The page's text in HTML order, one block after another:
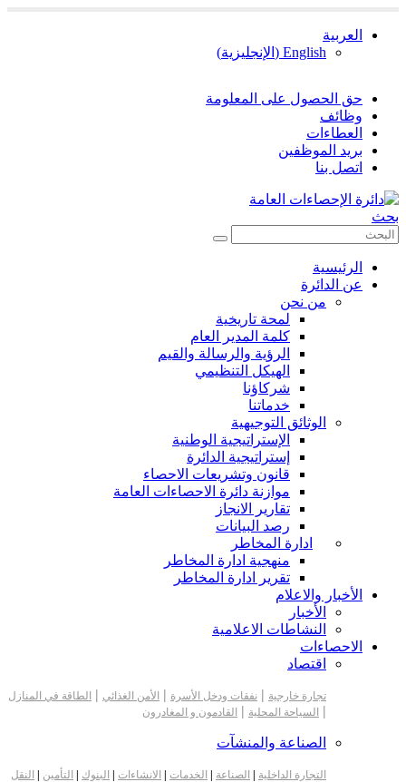
العربية
English
( الإنجليزية)
حق الحصول على المعلومة
وظائف
العطاءات
بريد الموظفين
اتصل بنا
بحث
الرئيسية
عن الدائرة
من نحن
لمحة تاريخية
كلمة المدير العام
الرؤية والرسالة والقيم
الهيكل التنظيمي
شركاؤنا
خدماتنا
الوثائق التوجيهية
الإستراتيجية الوطنية
إستراتيجية الدائرة
قانون وتشريعات الاحصاء
موازنة دائرة الاحصاءات العامة
تقارير الانجاز
رصد البيانات
ادارة المخاطر
منهجية ادارة المخاطر
تقرير ادارة المخاطر
الأخبار والاعلام
الأخبار
النشاطات الاعلامية
الاحصاءات
اقتصاد
تجارة خارجية | نفقات ودخل الأسرة | الأمن الغذائي | الطاقة في المنازل
| السياحة المحلية | القادمون و المغادرون
الصناعة والمنشآت
التجارة الداخلية الصناعة الخدمات الانشاءات البنوك التأمين
النقل